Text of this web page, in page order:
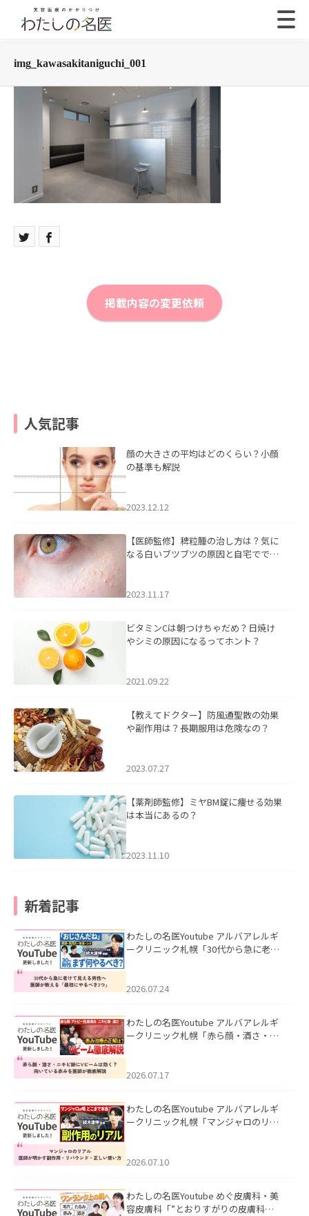
img_kawasakitaniguchi_001
掲載内容の変更依頼
人気記事
顔の大きさの平均はどのくらい？小顔
の基準も解説
2023.12.12
【医師監修】稗粒腫の治し方は？気に
なる白いブツブツの原因と自宅ででき
2023.11.17
ビタミンCは朝つけちゃだめ？日焼け
やシミの原因になるってホント？
2021.09.22
【教えてドクター】防風通聖散の効果
や副作用は？長期服用は危険なの？
2023.07.27
【薬剤師監修】ミヤBM錠に痩せる効果
は本当にあるの？
2023.11.10
新着記事
わたしの名医Youtube アルバアレルギ
ークリニック札幌「30代から急に老け
た。
2026.07.24
わたしの名医Youtube アルバアレルギ
ークリニック札幌「赤ら顔・酒さ・ニ
した。
2026.07.17
わたしの名医Youtube アルバアレルギ
ークリニック札幌「マンジャロのリア
た。
2026.07.10
わたしの名医Youtube めぐ皮膚科・美
容皮膚科「”とおりすがりの皮膚科